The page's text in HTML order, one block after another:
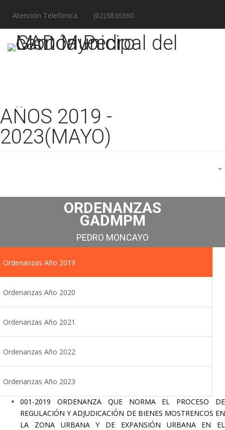
Atención Telefónica (02)3836560
AÑOS 2019 -
2023(MAYO)
ORDENANZAS
GADMPM
PEDRO MONCAYO
Ordenanzas Año 2019
Ordenanzas Año 2020
Ordenanzas Año 2021
Ordenanzas Año 2022
Ordenanzas Año 2023
001-2019 ORDENANZA QUE NORMA EL PROCESO DE
REGULACIÓN Y ADJUDICACIÓN DE BIENES MOSTRENCOS EN
LA ZONA URBANA Y DE EXPANSIÓN URBANA EN EL